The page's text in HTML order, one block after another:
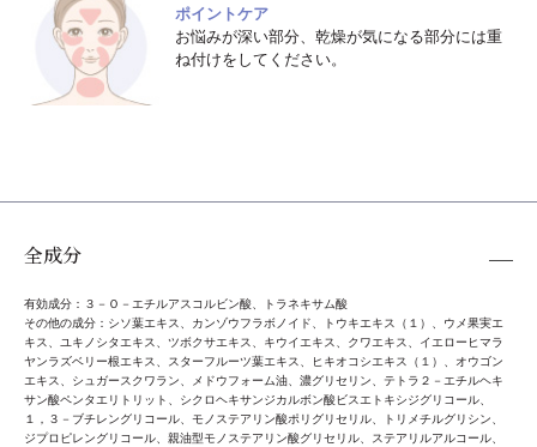
ポイントケア
お悩みが深い部分、乾燥が気になる部分には重
ね付けをしてください。
全成分
有効成分：３－Ｏ－エチルアスコルビン酸、トラネキサム酸
その他の成分：シソ葉エキス、カンゾウフラボノイド、トウキエキス（１）、ウメ果実エ
キス、ユキノシタエキス、ツボクサエキス、キウイエキス、クワエキス、イエローヒマラ
ヤンラズベリー根エキス、スターフルーツ葉エキス、ヒキオコシエキス（１）、オウゴン
エキス、シュガースクワラン、メドウフォーム油、濃グリセリン、テトラ２－エチルヘキ
サン酸ペンタエリトリット、シクロヘキサンジカルボン酸ビスエトキシジグリコール、
１，３－ブチレングリコール、モノステアリン酸ポリグリセリル、トリメチルグリシン、
ジプロピレングリコール、親油型モノステアリン酸グリセリル、ステアリルアルコール、